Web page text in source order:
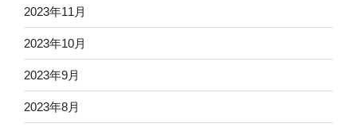
2023年11月
2023年10月
2023年9月
2023年8月